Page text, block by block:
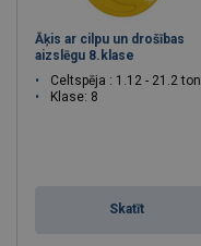
Āķis ar cilpu un drošības
aizslēgu 8.klase
Celtspēja : 1.12 - 21.2 tonnas
Klase: 8
Skatīt